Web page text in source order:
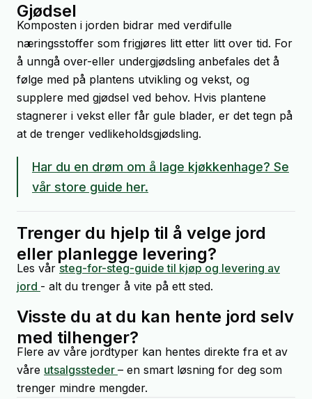
Gjødsel
Komposten i jorden bidrar med verdifulle
næringsstoffer som frigjøres litt etter litt over tid. For
å unngå over-eller undergjødsling anbefales det å
følge med på plantens utvikling og vekst, og
supplere med gjødsel ved behov. Hvis plantene
stagnerer i vekst eller får gule blader, er det tegn på
at de trenger vedlikeholdsgjødsling.
Har du en drøm om å lage kjøkkenhage? Se
vår store guide her.
Trenger du hjelp til å velge jord
eller planlegge levering?
Les vår steg-for-steg-guide til kjøp og levering av
jord - alt du trenger å vite på ett sted.
Visste du at du kan hente jord selv
med tilhenger?
Flere av våre jordtyper kan hentes direkte fra et av
våre utsalgssteder – en smart løsning for deg som
trenger mindre mengder.